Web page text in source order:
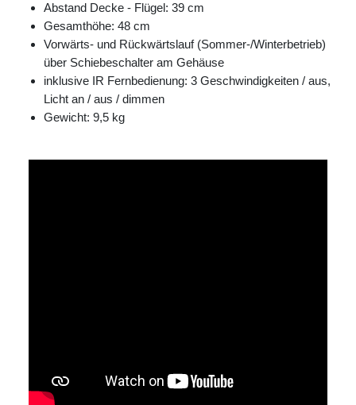
Abstand Decke - Flügel: 39 cm
Gesamthöhe: 48 cm
Vorwärts- und Rückwärtslauf (Sommer-/Winterbetrieb)
über Schiebeschalter am Gehäuse
inklusive IR Fernbedienung: 3 Geschwindigkeiten / aus,
Licht an / aus / dimmen
Gewicht: 9,5 kg